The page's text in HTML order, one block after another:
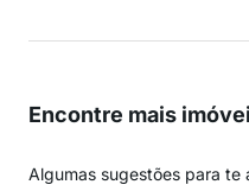
Encontre mais
Algumas sugestões para te